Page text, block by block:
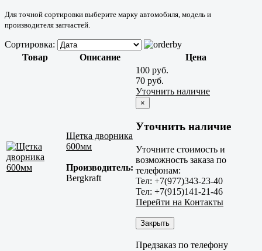
Для точной сортировки выберите марку автомобиля, модель и
производителя запчастей.
Сортировка:
Товар
Описание Цена
Щетка дворника
600мм
Производитель:
Bergkraft
100 руб.
70 руб.
Уточнить наличие
×
Уточнить наличие
Уточните стоимость и
возможность заказа по
телефонам:
Тел: +7(977)343-23-40
Тел: +7(915)141-21-46
Перейти на Контакты
Закрыть
Предзаказ по телефону